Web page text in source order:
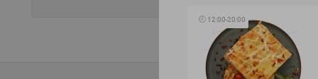
🕘 12:00-20:00